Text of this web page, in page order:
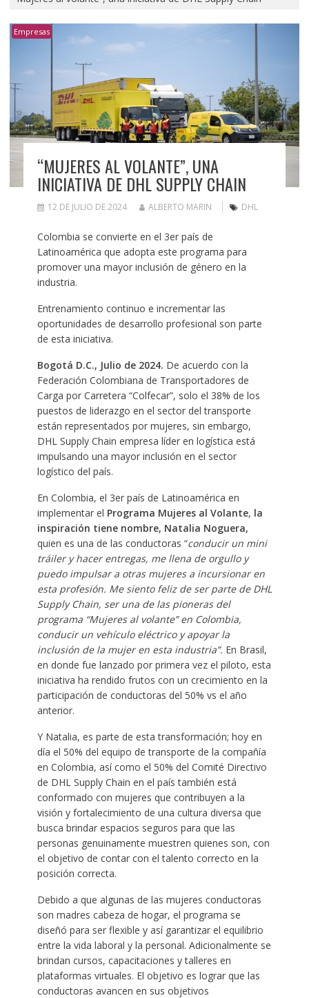
Empresas
“MUJERES AL VOLANTE”, UNA
INICIATIVA DE DHL SUPPLY CHAIN
12 DE JULIO DE 2024 ALBERTO MARIN DHL
Colombia se convierte en el 3er país de
Latinoamérica que adopta este programa para
promover una mayor inclusión de género en la
industria.
Entrenamiento continuo e incrementar las
oportunidades de desarrollo profesional son parte
de esta iniciativa.
Bogotá D.C., Julio de 2024. De acuerdo con la
Federación Colombiana de Transportadores de
Carga por Carretera “Colfecar”, solo el 38% de los
puestos de liderazgo en el sector del transporte
están representados por mujeres, sin embargo,
DHL Supply Chain empresa líder en logística está
impulsando una mayor inclusión en el sector
logístico del país.
En Colombia, el 3er país de Latinoamérica en
implementar el Programa Mujeres al Volante, la
inspiración tiene nombre, Natalia Noguera,
quien es una de las conductoras “conducir un mini
tráiler y hacer entregas, me llena de orgullo y
puedo impulsar a otras mujeres a incursionar en
esta profesión. Me siento feliz de ser parte de DHL
Supply Chain, ser una de las pioneras del
programa “Mujeres al volante” en Colombia,
conducir un vehículo eléctrico y apoyar la
inclusión de la mujer en esta industria”. En Brasil,
en donde fue lanzado por primera vez el piloto, esta
iniciativa ha rendido frutos con un crecimiento en la
participación de conductoras del 50% vs el año
anterior.
Y Natalia, es parte de esta transformación; hoy en
día el 50% del equipo de transporte de la compañía
en Colombia, así como el 50% del Comité Directivo
de DHL Supply Chain en el país también está
conformado con mujeres que contribuyen a la
visión y fortalecimiento de una cultura diversa que
busca brindar espacios seguros para que las
personas genuinamente muestren quienes son, con
el objetivo de contar con el talento correcto en la
posición correcta.
Debido a que algunas de las mujeres conductoras
son madres cabeza de hogar, el programa se
diseñó para ser flexible y así garantizar el equilibrio
entre la vida laboral y la personal. Adicionalmente se
brindan cursos, capacitaciones y talleres en
plataformas virtuales. El objetivo es lograr que las
conductoras avancen en sus objetivos